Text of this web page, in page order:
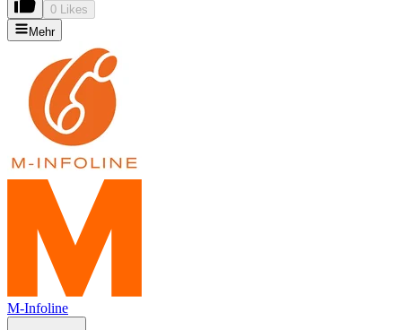
0 Likes
Mehr
M-Infoline